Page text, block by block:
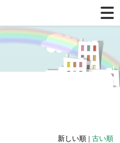
新しい順 | 古い順